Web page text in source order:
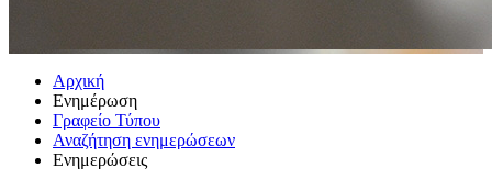
Αρχική
Ενημέρωση
Γραφείο Τύπου
Αναζήτηση ενημερώσεων
Ενημερώσεις